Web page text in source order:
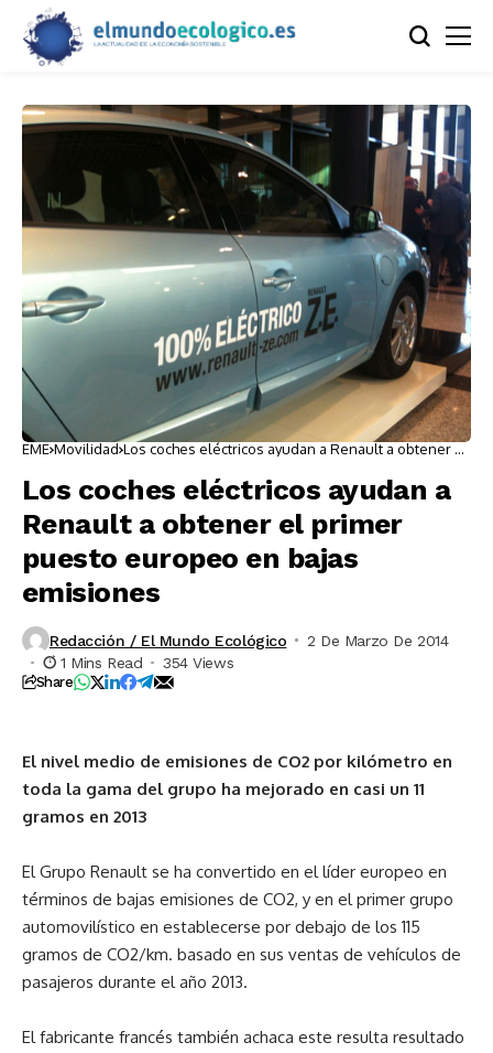
EME Movilidad Los coches eléctricos ayudan a Renault a obtener el
Los coches eléctricos ayudan a
Renault a obtener el primer
puesto europeo en bajas
emisiones
Redacción / El Mundo Ecológico
2 De Marzo De 2014
1 Mins Read
354 Views
Share
El nivel medio de emisiones de CO2 por kilómetro en
toda la gama del grupo ha mejorado en casi un 11
gramos en 2013
El Grupo Renault se ha convertido en el líder europeo en
términos de bajas emisiones de CO2, y en el primer grupo
automovilístico en establecerse por debajo de los 115
gramos de CO2/km. basado en sus ventas de vehículos de
pasajeros durante el año 2013.
El fabricante francés también achaca este resulta resultado